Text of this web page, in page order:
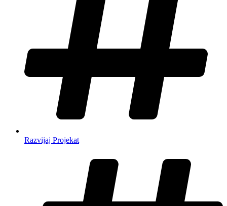
Razvijaj Projekat